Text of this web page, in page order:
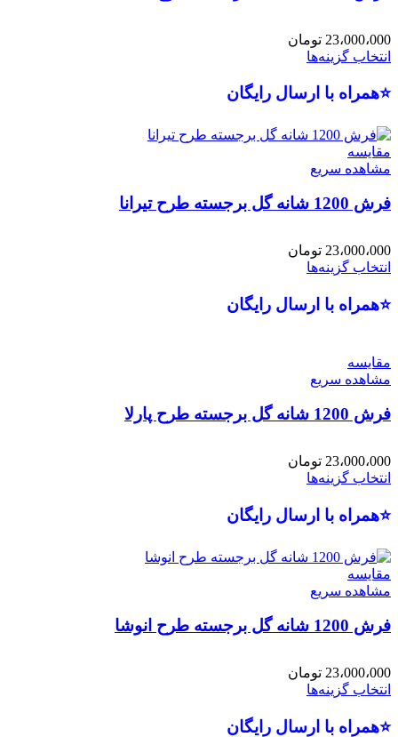
23،000،000 تومان
انتخاب گزینه‌ها
⭐همراه با ارسال رایگان
مقایسه
مشاهده سریع
فرش 1200 شانه گل برجسته طرح تیرانا
23،000،000 تومان
انتخاب گزینه‌ها
⭐همراه با ارسال رایگان
مقایسه
مشاهده سریع
فرش 1200 شانه گل برجسته طرح پارلا
23،000،000 تومان
انتخاب گزینه‌ها
⭐همراه با ارسال رایگان
مقایسه
مشاهده سریع
فرش 1200 شانه گل برجسته طرح انوشا
23،000،000 تومان
انتخاب گزینه‌ها
⭐همراه با ارسال رایگان